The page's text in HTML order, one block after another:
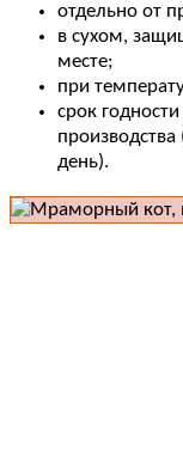
отдельно от
в сухом,
месте;
при
срок
день).